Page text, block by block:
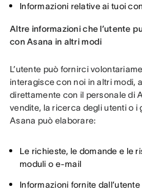
Informazioni relative ai tuoi
Altre informazioni che l’utente
con Asana in altri modi
L’utente può fornirci
interagisce con noi in altri modi,
direttamente con il personale di
vendite, la ricerca degli utenti o i
Asana può elaborare:
Le richieste, le domande e le
moduli o e-mail
Informazioni fornite